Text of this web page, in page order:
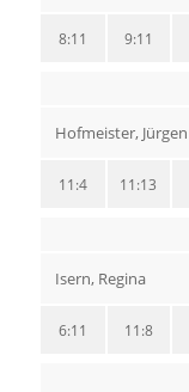
9:11
8:11
Hofmeister, Jürgen
11:13
11:4
Isern, Regina
11:8
6:11